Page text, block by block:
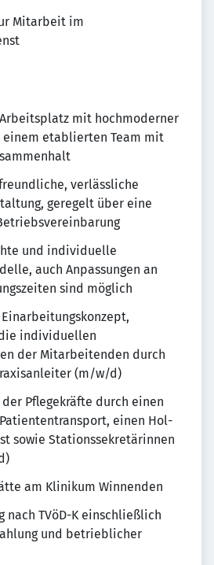
Mitarbeit im
mit hochmoderner
einem etablierten Team mit
verlässliche
geregelt über eine
und individuelle
auch Anpassungen an
sind möglich
individuellen
der Mitarbeitenden durch
(m/w/d)
Pflegekräfte durch einen
einen Hol-
sowie Stationssekretärinnen
am Klinikum Winnenden
nach TVöD-K einschließlich
und betrieblicher